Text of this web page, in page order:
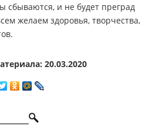
сбываются, и не будет преград
желаем здоровья, творчества,
20.03.2020